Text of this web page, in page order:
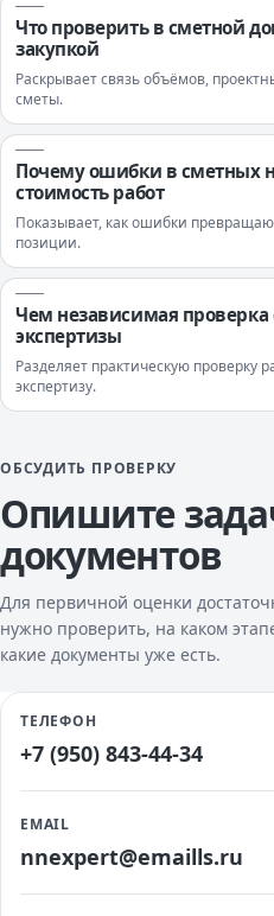
Что проверить в сметной
закупкой
Раскрывает связь объёмов,
сметы.
Почему ошибки в сметных
стоимость работ
Показывает, как ошибки
позиции.
Чем независимая проверка
экспертизы
Разделяет практическую проверку
экспертизу.
ОБСУДИТЬ ПРОВЕРКУ
Опишите
документов
Для первичной оценки
нужно проверить, на каком
какие документы уже есть.
ТЕЛЕФОН
+7 (950) 843-44-34
EMAIL
nnexpert@emaills.ru